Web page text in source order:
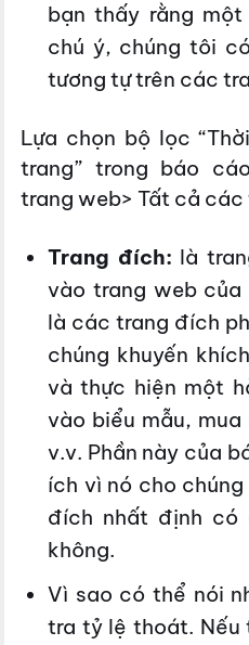
bạn thấy rằng
chú ý, chúng tôi
tương tự trên các
Lựa chọn bộ lọc
trang” trong báo
trang web> Tất cả các
Trang đích: là
vào trang web
là các trang đích
chúng khuyến
và thực hiện một
vào biểu mẫu,
v.v. Phần này của
ích vì nó cho
đích nhất định có
không.
Vì sao có thể nói
tra tỷ lệ thoát.